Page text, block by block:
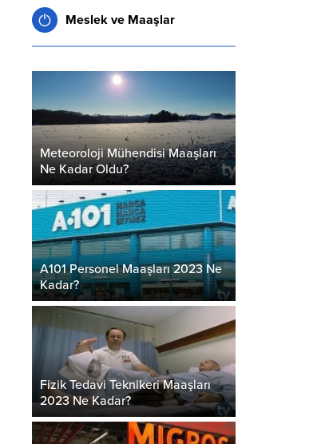
Meslek ve Maaşlar
Meteoroloji Mühendisi Maaşları
Ne Kadar Oldu?
A101 Personel Maaşları 2023 Ne
Kadar?
Fizik Tedavi Teknikeri Maaşları
2023 Ne Kadar?